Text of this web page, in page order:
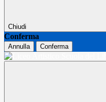
Chiudi
Conferma
Annulla Conferma